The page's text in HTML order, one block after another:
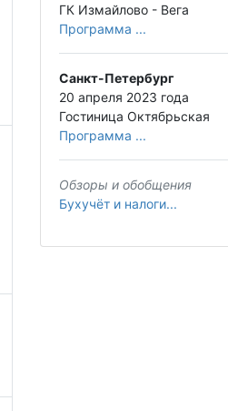
ГК Измайлово - Вега
Программа ...
Санкт-Петербург
20 апреля 2023 года
Гостиница Октябрьская
Программа ...
Обзоры и обобщения
Бухучёт и налоги...